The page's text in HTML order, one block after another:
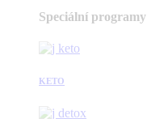
Speciální programy
KETO